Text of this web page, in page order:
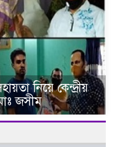
নিয়ে কেন্দ্রীয়
জসীম